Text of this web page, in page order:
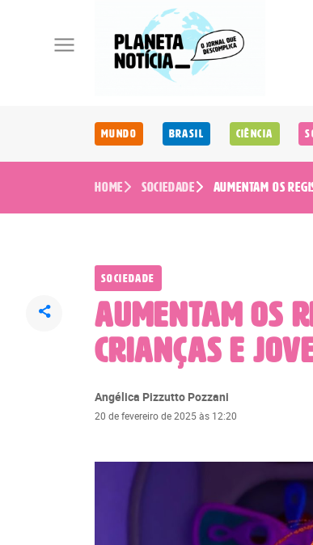
Mundo Brasil Ciência
Home Sociedade Aumentam os
Sociedade
Aumentam os
crianças e
Angélica Pizzutto Pozzani
20 de fevereiro de 2025 às 12:20